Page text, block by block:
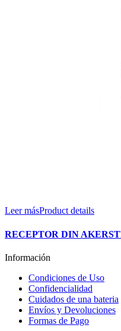
Leer másProduct details
RECEPTOR DIN
Información
Condiciones de Uso
Confidencialidad
Cuidados de una bateria
Envíos y Devoluciones
Formas de Pago